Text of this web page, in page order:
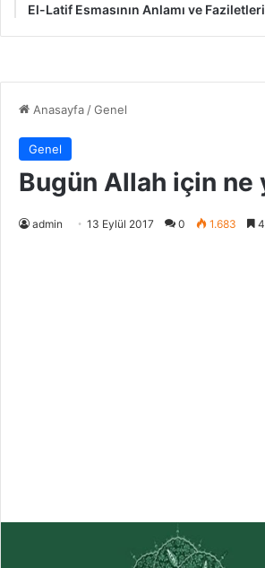
El-Latif Esmasının Anlamı ve Faziletleri